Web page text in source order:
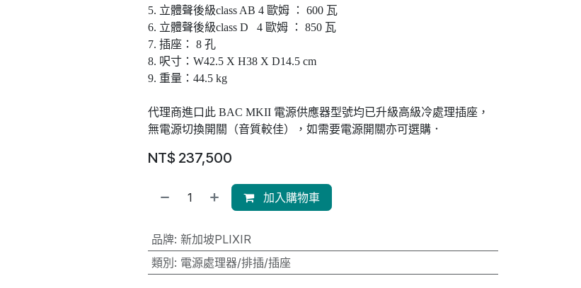
5. 立體聲後級class AB 4 歐姆 ： 600 瓦
6. 立體聲後級class D 4 歐姆 ： 850 瓦
7. 插座： 8 孔
8. 呎寸：W42.5 X H38 X D14.5 cm
9. 重量：44.5 kg
代理商進口此 BAC MKII 電源供應器型號均已升級高級冷處理插座，
無電源切換開關（音質較佳），如需要電源開關亦可選購．
NT$ 237,500
加入購物車
品牌: 新加坡PLIXIR
類別 : 電源處理器/排插/插座